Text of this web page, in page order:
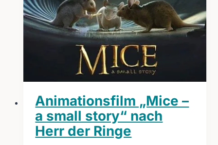
Animationsfilm „Mice –
a small story“ nach
Herr der Ringe